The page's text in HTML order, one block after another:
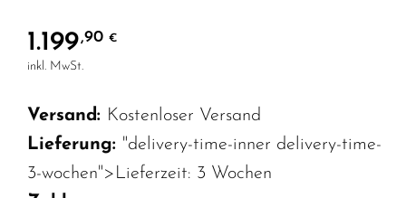
1.199,90 €
inkl. MwSt.
Versand: Kostenloser Versand
Lieferung: "delivery-time-inner delivery-time-
3-wochen">Lieferzeit: 3 Wochen